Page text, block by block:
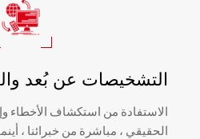
التشخيصات عن بُعد
الاستفادة من استكشاف الأخطاء
الحقيقي ، مباشرة من خبرائنا ،